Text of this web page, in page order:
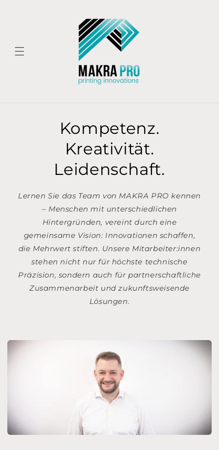
Kompetenz.
Kreativität.
Leidenschaft.
Lernen Sie das Team von MAKRA PRO kennen
– Menschen mit unterschiedlichen
Hintergründen, vereint durch eine
gemeinsame Vision: Innovationen schaffen,
die Mehrwert stiften. Unsere Mitarbeiter:innen
stehen nicht nur für höchste technische
Präzision, sondern auch für partnerschaftliche
Zusammenarbeit und zukunftsweisende
Lösungen.